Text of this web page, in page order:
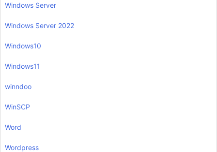
Windows Server
Windows Server 2022
Windows10
Windows11
winndoo
WinSCP
Word
Wordpress